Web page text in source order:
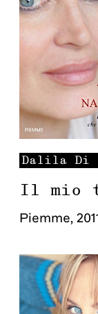
Dalila Di
Il mio
Piemme,